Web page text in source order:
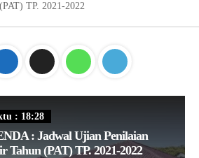
(BDB)
Lembaga (AKL)
Kelola Perkantoran (OTKP)
(PAT) TP. 2021-2022
: 18:28
: Jadwal Ujian Penilaian
Tahun (PAT) TP. 2021-2022